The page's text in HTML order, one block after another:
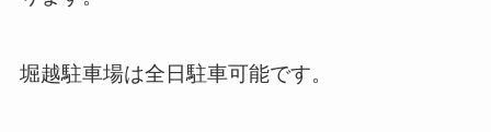
堀越駐車場は全日駐車可能です。